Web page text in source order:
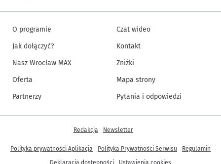
O programie
Jak dołączyć?
Nasz Wrocław MAX
Oferta
Partnerzy
Czat wideo
Kontakt
Zniżki
Mapa strony
Pytania i odpowiedzi
Inne informacje
Redakcja Newsletter
Polityka prywatności Aplikacja Polityka Prywatności Serwisu
Regulamin